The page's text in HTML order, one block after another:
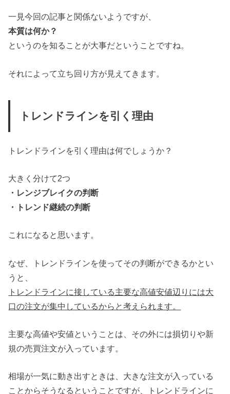
一見今回の記事と関係ないようですが、
本質は何か？
というのを知ることが大事だということですね。
それによって立ち回り方が見えてきます。
トレンドラインを引く理由
トレンドラインを引く理由は何でしょうか？
大きく分けて2つ
・レンジブレイクの判断
・トレンド継続の判断
これになると思います。
なぜ、トレンドラインを使ってその判断ができるかとい
うと、
トレンドラインに接している主要な高値安値辺りには大
口の注文が集中しているからと考えられます。
主要な高値や安値ということは、その外には損切りや新
規の売買注文が入っています。
相場が一気に動き出すときは、大きな注文が入っている
ことからそうなるということですが、トレンドラインに